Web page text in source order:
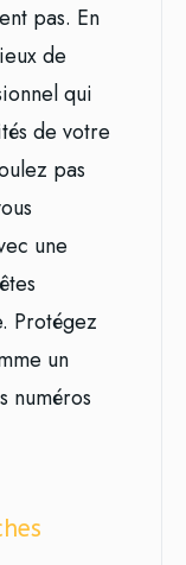
pas. En
de
qui
de votre
pas
une
Protégez
un
numéros